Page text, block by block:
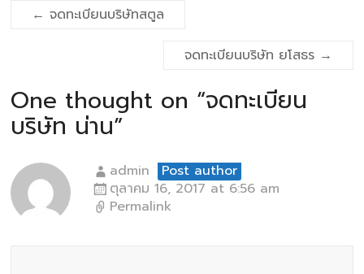
← จดทะเบียนบริษัทสตูล
จดทะเบียนบริษัท ยโสธร →
One thought on “จดทะเบียน
บริษัท น่าน”
admin
Post author
ตุลาคม 16, 2017 at 6:56 am
Permalink